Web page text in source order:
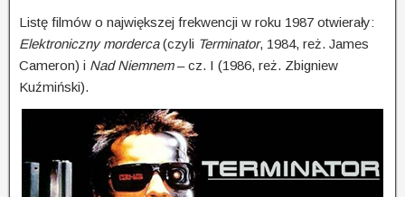
Listę filmów o największej frekwencji w roku 1987 otwierały:
Elektroniczny morderca(czyli Terminator, 1984, reż. James
Cameron) i Nad Niem­nem– cz. I (1986, reż. Zbigniew
Kuźmiński).